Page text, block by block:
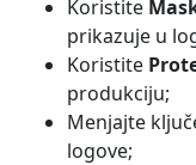
Koristite
prikazuje u
Koristite
produkciju;
Menjajte
logove;